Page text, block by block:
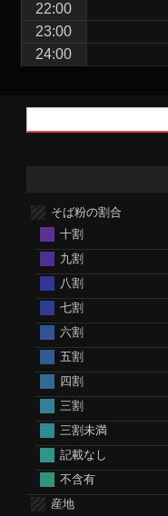
22:00
23:00
24:00
そば粉の割合
十割
九割
八割
七割
六割
五割
四割
三割
三割未満
記載なし
不含有
産地